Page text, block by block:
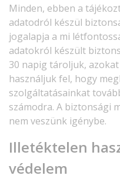
Minden, ebben a
adatodról készül
jogalapja a mi
adatokról készült
30 napig tároljuk,
használjuk fel, hogy
szolgáltatásainkat
számodra. A biztonsági
nem veszünk igénybe.
Illetéktelen
védelem